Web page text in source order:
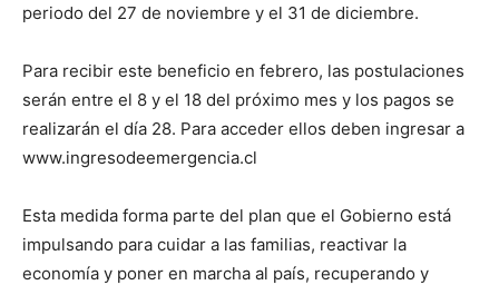
periodo del 27 de noviembre y el 31 de diciembre.
Para recibir este beneficio en febrero, las postulaciones
serán entre el 8 y el 18 del próximo mes y los pagos se
realizarán el día 28. Para acceder ellos deben ingresar a
www.ingresodeemergencia.cl
Esta medida forma parte del plan que el Gobierno está
impulsando para cuidar a las familias, reactivar la
economía y poner en marcha al país, recuperando y